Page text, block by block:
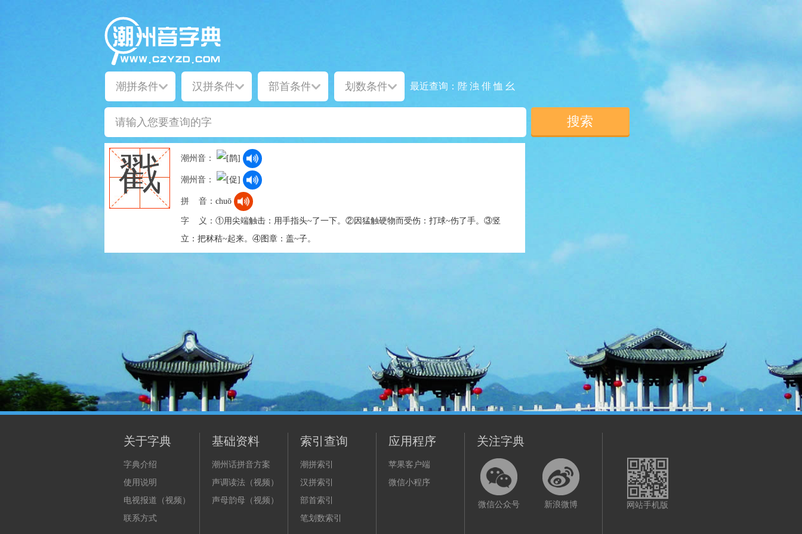
最近查询： 陛 浊 俳 恤 幺
戳 潮州音：
潮州音：
拼 音： chuō
字 义： ①用尖端触击：用手指头~了一下。②因猛触硬物而受伤：打球~伤了手。③竖
立：把秫秸~起来。④图章：盖~子。
关于字典
字典介绍
使用说明
电视报道（视频）
联系方式
基础资料
潮州话拼音方案
声调读法（视频）
声母韵母（视频）
索引查询
潮拼索引
汉拼索引
部首索引
笔划数索引
应用程序
苹果客户端
微信小程序
关注字典
微信公众号 新浪微博 网站手机版